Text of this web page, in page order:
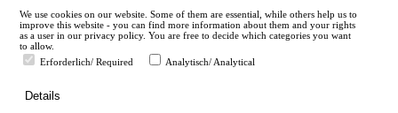
en
We use cookies on our website. Some of them are essential, while others help us to
improve this website - you can find more information about them and your rights
as a user in our privacy policy. You are free to decide which categories you want
to allow.
Erforderlich/ Required
Analytisch/ Analytical
Details